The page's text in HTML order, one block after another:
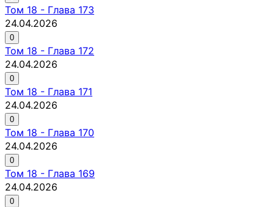
Том 18 - Глава 173
24.04.2026
0
Том 18 - Глава 172
24.04.2026
0
Том 18 - Глава 171
24.04.2026
0
Том 18 - Глава 170
24.04.2026
0
Том 18 - Глава 169
24.04.2026
0